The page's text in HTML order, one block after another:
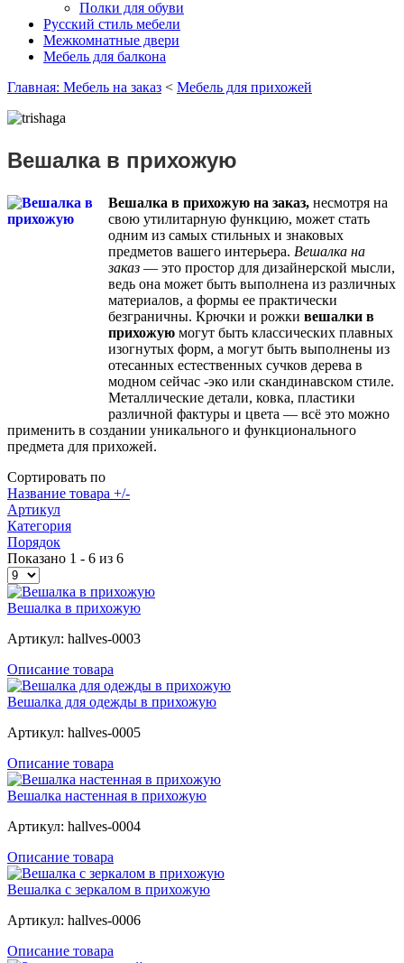
Полки для обуви
Русский стиль мебели
Межкомнатные двери
Мебель для балкона
Главная: Мебель на заказ < Мебель для прихожей
Вешалка в прихожую
Вешалка в прихожую на заказ, несмотря на
свою утилитарную функцию, может стать
одним из самых стильных и знаковых
предметов вашего интерьера. Вешалка на
заказ — это простор для дизайнерской мысли,
ведь она может быть выполнена из различных
материалов, а формы ее практически
безграничны. Крючки и рожки вешалки в
прихожую могут быть классических плавных
изогнутых форм, а могут быть выполнены из
отесанных естественных сучков дерева в
модном сейчас -эко или скандинавском стиле.
Металлические детали, ковка, пластики
различной фактуры и цвета — всё это можно
применить в создании уникального и функционального
предмета для прихожей.
Сортировать по
Название товара +/-
Артикул
Категория
Порядок
Показано 1 - 6 из 6
Вешалка в прихожую
Артикул: hallves-0003
Описание товара
Вешалка для одежды в прихожую
Артикул: hallves-0005
Описание товара
Вешалка настенная в прихожую
Артикул: hallves-0004
Описание товара
Вешалка с зеркалом в прихожую
Артикул: hallves-0006
Описание товара